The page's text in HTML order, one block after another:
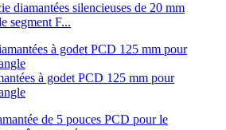
diamantées silencieuses de 20 mm
segment F...
à godet PCD 125 mm pour